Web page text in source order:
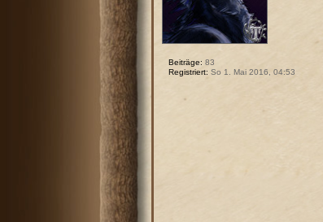
Beiträge: 83
Registriert: So 1. Mai 2016, 04:53